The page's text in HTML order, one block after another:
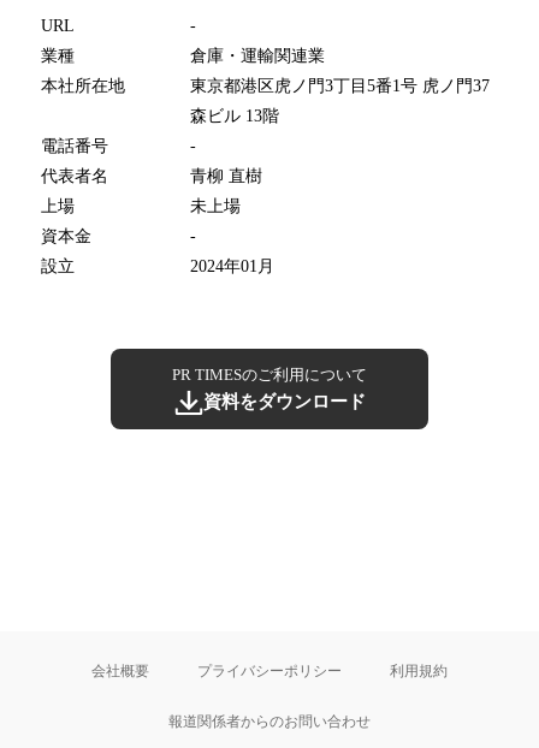
URL
-
業種
倉庫・運輸関連業
本社所在地
東京都港区虎ノ門3丁目5番1号 虎ノ門37
森ビル 13階
電話番号
-
代表者名
青柳 直樹
上場
未上場
資本金
-
設立
2024年01月
PR TIMESのご利用について
資料をダウンロード
会社概要 プライバシーポリシー 利用規約
報道関係者からのお問い合わせ